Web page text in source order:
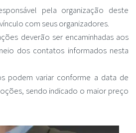
pela organização deste
com seus organizadores.
deverão ser encaminhadas aos
dos contatos informados nesta
podem variar conforme a data de
sendo indicado o maior preço